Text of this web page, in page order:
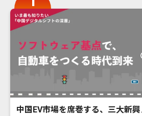
中国EV市場を席巻する、三大新